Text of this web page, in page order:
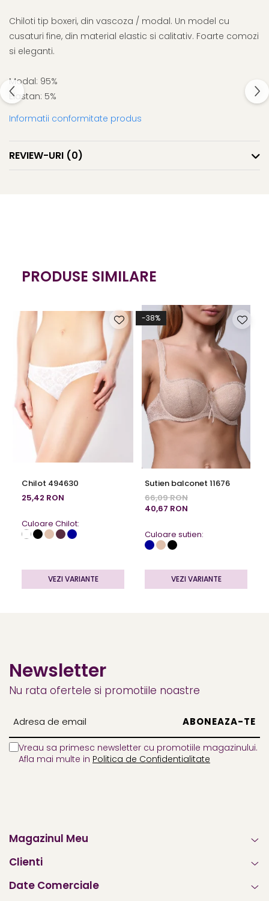
Chiloti tip boxeri, din vascoza / modal. Un model cu
cusaturi fine, din material elastic si calitativ. Foarte comozi
si eleganti.
Modal: 95%
Elastan: 5%
Informatii conformitate produs
REVIEW-URI (0)
PRODUSE SIMILARE
Chilot 494630
25,42 RON
Culoare Chilot:
VEZI VARIANTE
-38%
Sutien balconet 11676
66,09 RON
40,67 RON
Culoare sutien:
VEZI VARIANTE
Newsletter
Nu rata ofertele si promotiile noastre
Vreau sa primesc newsletter cu promotiile magazinului.
Afla mai multe in Politica de Confidentialitate
Magazinul Meu
Clienti
Date Comerciale